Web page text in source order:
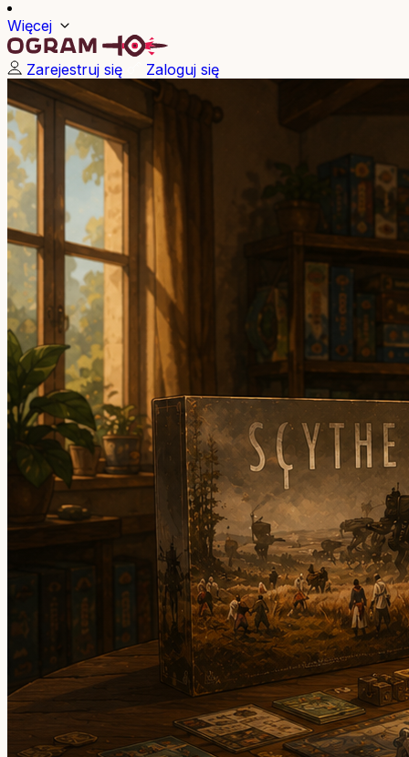
Więcej
Zarejestruj się Zaloguj się